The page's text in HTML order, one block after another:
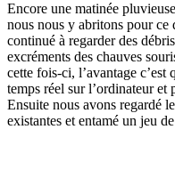
Encore une matinée
nous nous y abritons pour
continué à regarder des
excréments des chauves
cette fois-ci, l’avantage
temps réel sur l’ordinateur et
Ensuite nous avons regardé
existantes et entamé un jeu